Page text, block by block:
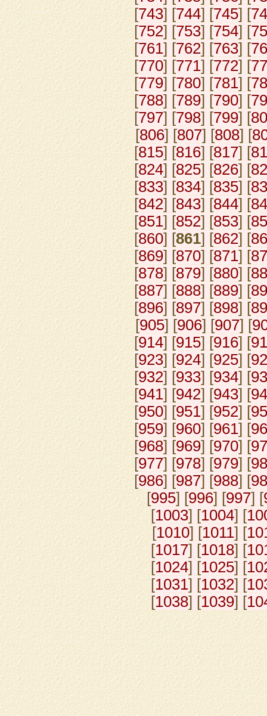
[743] [744] [745] [
[752] [753] [754] [
[761] [762] [763] [
[770] [771] [772] [
[779] [780] [781] [
[788] [789] [790] [
[797] [798] [799] [
[806] [807] [808] [
[815] [816] [817] [
[824] [825] [826] [
[833] [834] [835] [
[842] [843] [844] [
[851] [852] [853] [
[860] [861] [862] [
[869] [870] [871] [
[878] [879] [880] [
[887] [888] [889] [
[896] [897] [898] [
[905] [906] [907] [
[914] [915] [916] [
[923] [924] [925] [
[932] [933] [934] [
[941] [942] [943] [
[950] [951] [952] [
[959] [960] [961] [
[968] [969] [970] [
[977] [978] [979] [
[986] [987] [988] [
[995] [996] [997] [
[1003] [1004] [
[1010] [1011] [
[1017] [1018] [
[1024] [1025] [
[1031] [1032] [
[1038] [1039] [